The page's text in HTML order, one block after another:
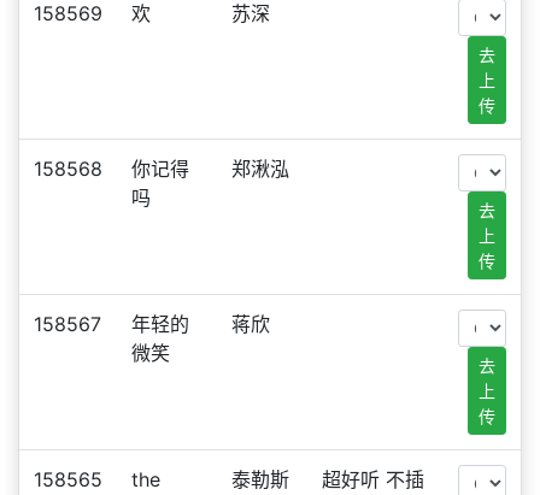
158569 欢 苏深
去
上
传
158568
你记得
吗
郑湫泓
去
上
传
158567
年轻的
微笑
蒋欣
去
上
传
158565
the
泰勒斯
超好听 不插